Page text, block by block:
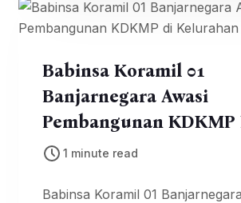
Babinsa Koramil 01
Banjarnegara Awasi
Pembangunan KDKMP
Kelurahan Sokanandi
1 minute read
Babinsa Koramil 01